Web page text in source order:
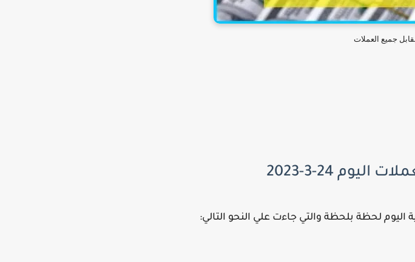
جميع العملات
24-3-2023
لحظة بلحظة والتي جاءت علي النحو التالي: